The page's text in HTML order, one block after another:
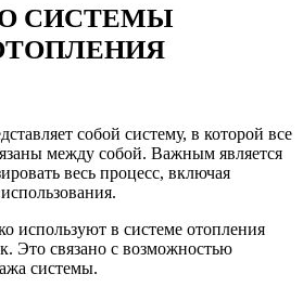
СИСТЕМЫ
собой систему, в которой все
между собой. Важным является
весь процесс, включая
используют в системе отопления
Это связано с возможностью
системы.